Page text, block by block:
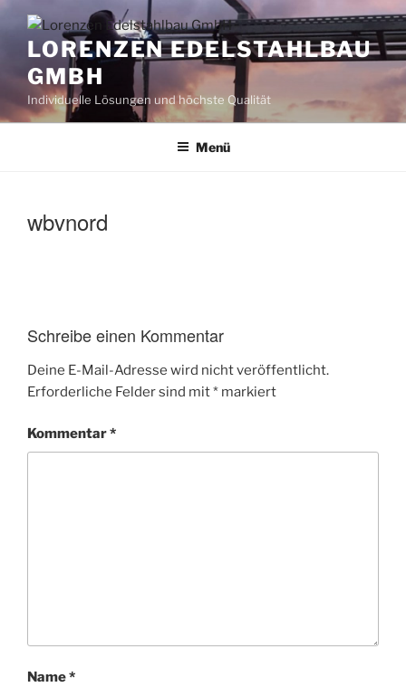
Zum
Inhalt
springenLORENZEN EDELSTAHLBAU
GMBH
Individuelle Lösungen und höchste Qualität
Menü
wbvnord
Schreibe einen Kommentar
Deine E-Mail-Adresse wird nicht veröffentlicht.
Erforderliche Felder sind mit* markiert
Kommentar*
Name*